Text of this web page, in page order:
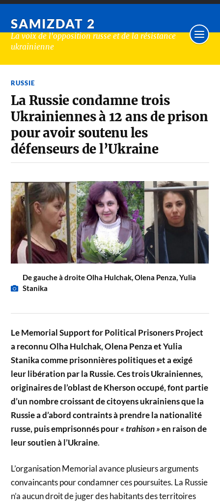
SAMIZDAT 2
La voix de l'opposition russe et de la résistance
ukrainienne
RUSSIE
La Russie condamne trois
Ukrainiennes à 12 ans de prison
pour avoir soutenu les
défenseurs de l’Ukraine
De gauche à droite Olha Hulchak, Olena Penza, Yulia
Stanika
Le Memorial Support for Political Prisoners Project
a reconnu Olha Hulchak, Olena Penza et Yulia
Stanika comme prisonnières politiques et a exigé
leur libération par la Russie. Ces trois Ukrainiennes,
originaires de l’oblast de Kherson occupé, font partie
d’un nombre croissant de citoyens ukrainiens que la
Russie a d’abord contraints à prendre la nationalité
russe, puis emprisonnés pour« trahison »en raison de
leur soutien à l’Ukraine.
L’organisation Memorial avance plusieurs arguments
convaincants pour condamner ces poursuites. La Russie
n’a aucun droit de juger des habitants des territoires